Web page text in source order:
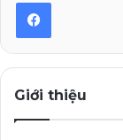
Giới thiệu